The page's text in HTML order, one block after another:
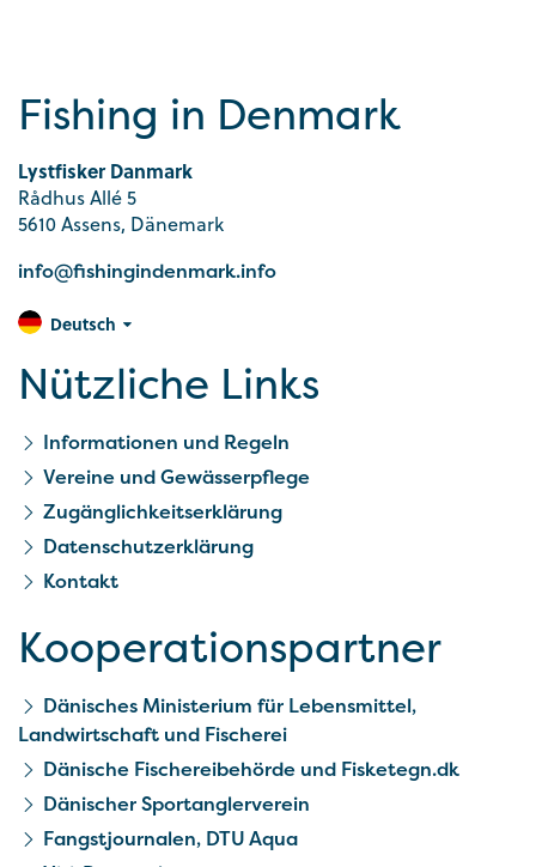
Fishing in Denmark
Lystfisker Danmark
Rådhus Allé 5
5610 Assens, Dänemark
info@fishingindenmark.info
Deutsch
Nützliche Links
Informationen und Regeln
Vereine und Gewässerpflege
Zugänglichkeitserklärung
Datenschutzerklärung
Kontakt
Kooperationspartner
Dänisches Ministerium für Lebensmittel,
Landwirtschaft und Fischerei
Dänische Fischereibehörde und Fisketegn.dk
Dänischer Sportanglerverein
Fangstjournalen, DTU Aqua